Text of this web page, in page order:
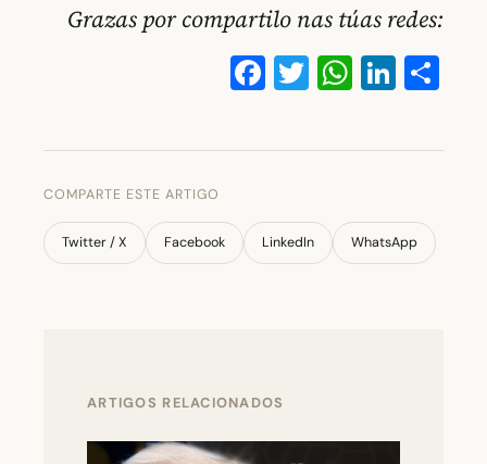
Grazas por compartilo nas túas redes:
Facebook
Twitter
COMPARTE ESTE ARTIGO
Twitter / X Facebook LinkedIn WhatsApp
ARTIGOS RELACIONADOS